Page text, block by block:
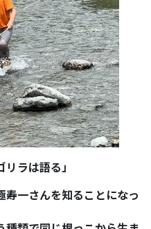
ラは語る」
寿一さんを知ることになっ